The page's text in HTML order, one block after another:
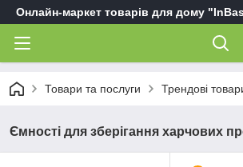
Онлайн-маркет товарів для дому
Товари та послуги Трендові
Ємності для зберігання харчових